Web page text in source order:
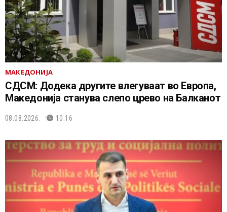
МАКЕДОНИЈА
СДСМ: Додека другите влегуваат во Европа,
Македонија станува слепо црево на Балканот
08.08.2026. 10:16